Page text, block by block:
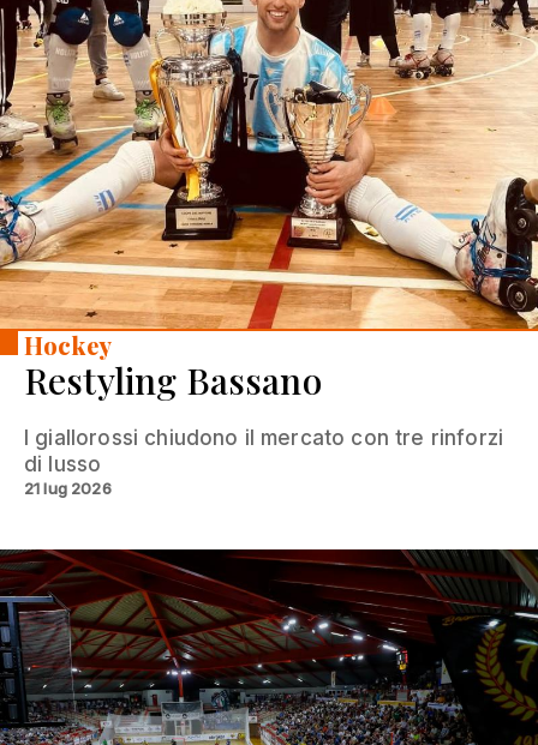
Hockey
Restyling Bassano
I giallorossi chiudono il mercato con tre rinforzi
di lusso
21 lug 2026